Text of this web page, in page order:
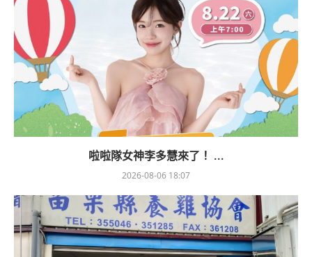
啦啦隊女神李多慧來了！ ...
2026-08-06 18:07